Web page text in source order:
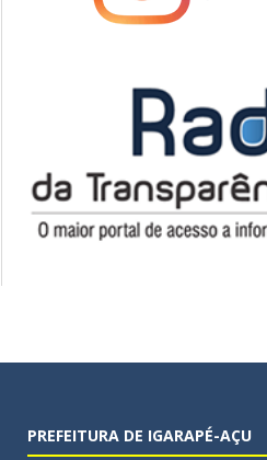
PREFEITURA DE IGARAPÉ-AÇU